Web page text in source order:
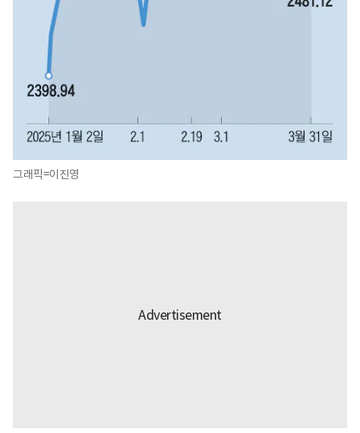
그래픽=이진영